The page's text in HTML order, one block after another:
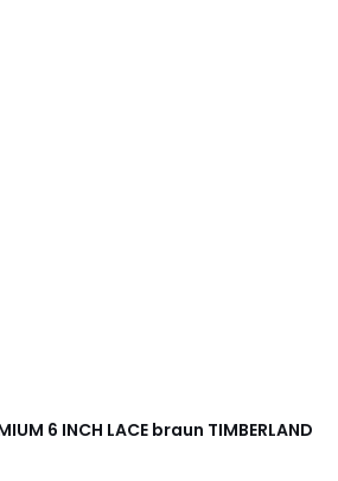
6 INCH LACE braun TIMBERLAND